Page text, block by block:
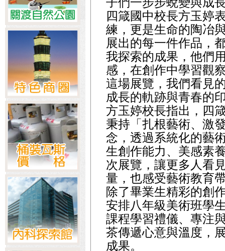
四箴國中校長方玉婷
練，更是生命的陶冶
展出的每一件作品，
我探索的成果，他們
感，在創作中學習觀
這場展覽，我們看見
成長的軌跡與青春的
方玉婷校長指出，四
秉持「扎根藝術、激
念，透過系統化的藝
生創作能力、美感素
次展覽，讓更多人看
量，也感受藝術教育
除了畢業生精彩的創
安排八年級美術班學
課程學習禮儀、專注
茶傳遞心意與溫度，
成果。